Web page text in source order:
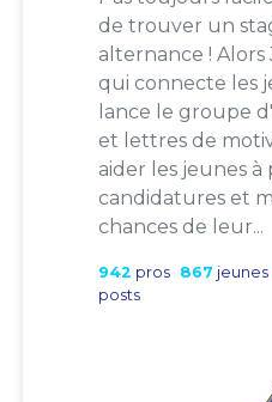
de trouver un
alternance ! Alors
qui connecte les
lance le groupe
et lettres de
aider les jeunes
candidatures et
chances de leur...
942 pros 867 jeunes
posts